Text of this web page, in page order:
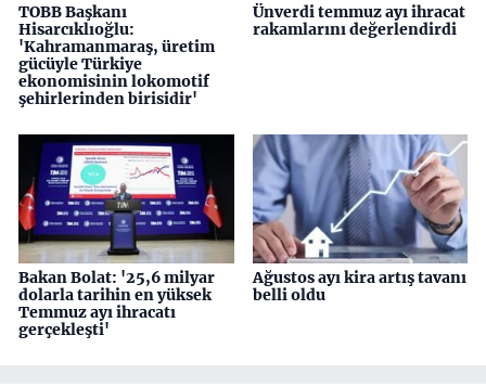
TOBB Başkanı
Hisarcıklıoğlu:
'Kahramanmaraş, üretim
gücüyle Türkiye
ekonomisinin lokomotif
şehirlerinden birisidir'
Ünverdi temmuz ayı ihracat
rakamlarını değerlendirdi
Bakan Bolat: '25,6 milyar
dolarla tarihin en yüksek
Temmuz ayı ihracatı
gerçekleşti'
Ağustos ayı kira artış tavanı
belli oldu